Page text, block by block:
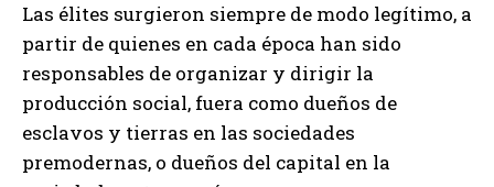
Las élites surgieron siempre de modo legítimo, a
partir de quienes en cada época han sido
responsables de organizar y dirigir la
producción social, fuera como dueños de
esclavos y tierras en las sociedades
premodernas, o dueños del capital en la